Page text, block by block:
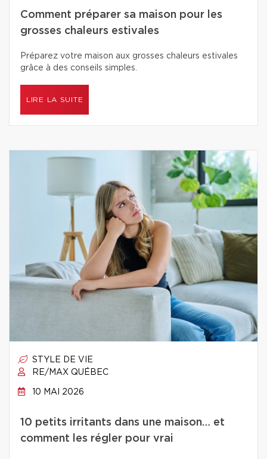
Comment préparer sa maison pour les
grosses chaleurs estivales
Préparez votre maison aux grosses chaleurs estivales
grâce à des conseils simples.
LIRE LA SUITE
STYLE DE VIE
RE/MAX QUÉBEC
10 MAI 2026
10 petits irritants dans une maison… et
comment les régler pour vrai